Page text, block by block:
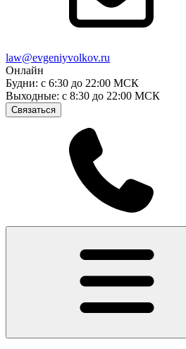
law@evgeniyvolkov.ru
Онлайн
Будни: с 6:30 до 22:00 МСК
Выходные: с 8:30 до 22:00 МСК
Связаться